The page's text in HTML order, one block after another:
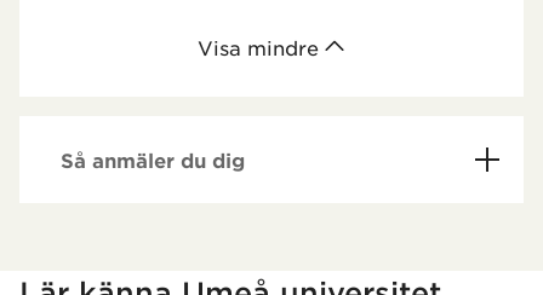
Visa mindre
Så anmäler du dig
Har hämtat kursochkurspaket.